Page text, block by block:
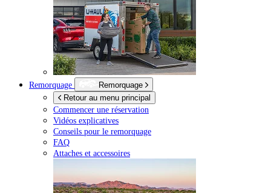
Remorquage
Remorquage
Retour au menu principal
Commencer une réservation
Vidéos explicatives
Conseils pour le remorquage
FAQ
Attaches et accessoires